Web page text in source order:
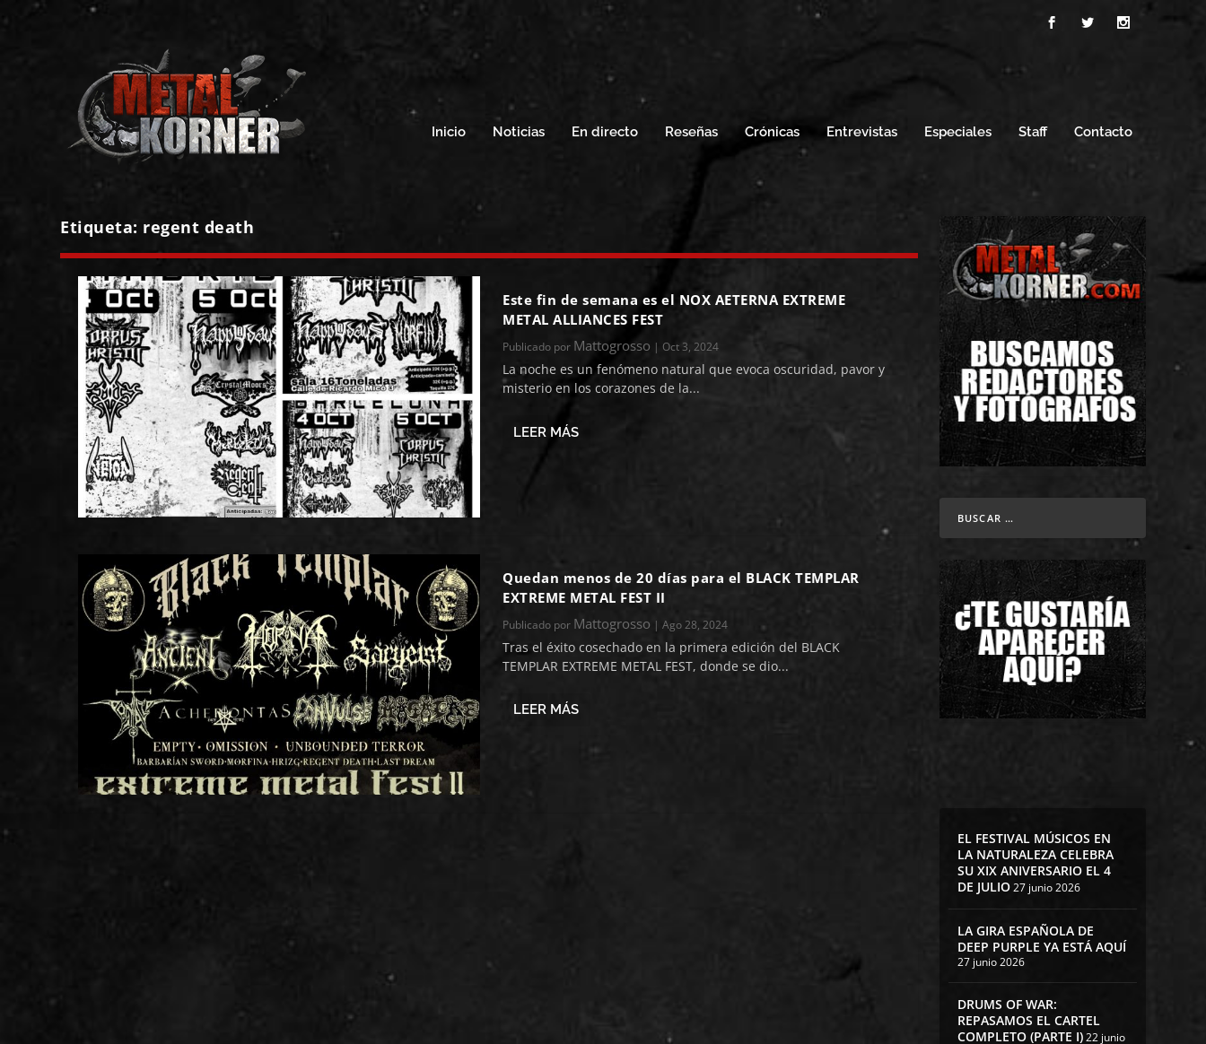
Inicio Noticias En directo Reseñas Crónicas Entrevistas Especiales Staff Contacto
Etiqueta: regent death
Este fin de semana es el NOX AETERNA EXTREME
METAL ALLIANCES FEST
Publicado por Mattogrosso | Oct 3, 2024
La noche es un fenómeno natural que evoca oscuridad, pavor y
misterio en los corazones de la...
LEER MÁS
Quedan menos de 20 días para el BLACK TEMPLAR
EXTREME METAL FEST II
Publicado por Mattogrosso |Ago 28, 2024
Tras el éxito cosechado en la primera edición del BLACK
TEMPLAR EXTREME METAL FEST, donde se dio...
LEER MÁS
EL FESTIVAL MÚSICOS EN
LA NATURALEZA CELEBRA
SU XIX ANIVERSARIO EL 4
DE JULIO27 junio 2026
LA GIRA ESPAÑOLA DE
DEEP PURPLE YA ESTÁ AQUÍ
27 junio 2026
DRUMS OF WAR:
REPASAMOS EL CARTEL
COMPLETO (PARTE I)22 junio